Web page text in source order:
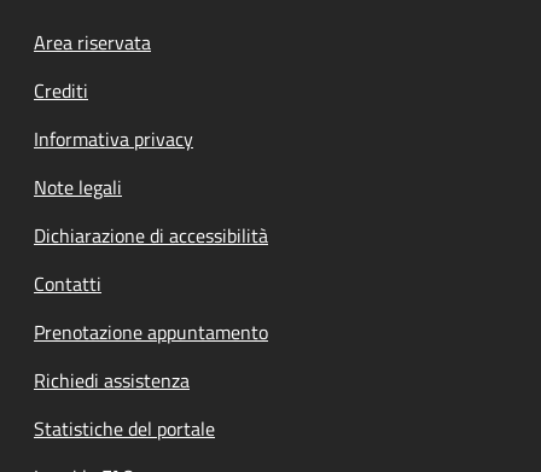
Footer menu
Area riservata
Crediti
Informativa privacy
Note legali
Dichiarazione di accessibilità
Contatti
Prenotazione appuntamento
Richiedi assistenza
Statistiche del portale